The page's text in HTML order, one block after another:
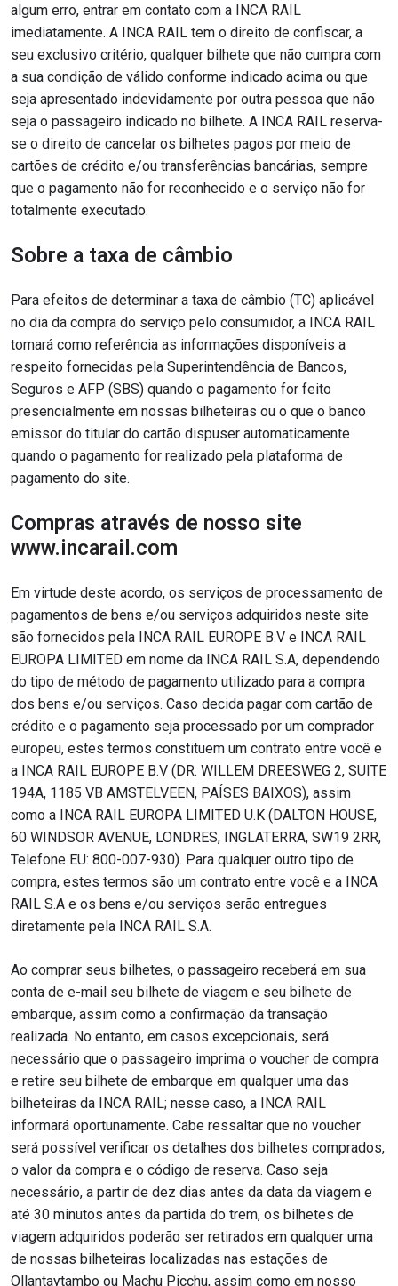
algum erro, entrar em contato com a INCA RAIL
imediatamente. A INCA RAIL tem o direito de confiscar, a
seu exclusivo critério, qualquer bilhete que não cumpra com
a sua condição de válido conforme indicado acima ou que
seja apresentado indevidamente por outra pessoa que não
seja o passageiro indicado no bilhete. A INCA RAIL reserva-
se o direito de cancelar os bilhetes pagos por meio de
cartões de crédito e/ou transferências bancárias, sempre
que o pagamento não for reconhecido e o serviço não for
totalmente executado.
Sobre a taxa de câmbio
Para efeitos de determinar a taxa de câmbio (TC) aplicável
no dia da compra do serviço pelo consumidor, a INCA RAIL
tomará como referência as informações disponíveis a
respeito fornecidas pela Superintendência de Bancos,
Seguros e AFP (SBS) quando o pagamento for feito
presencialmente em nossas bilheteiras ou o que o banco
emissor do titular do cartão dispuser automaticamente
quando o pagamento for realizado pela plataforma de
pagamento do site.
Compras através de nosso site
www.incarail.com
Em virtude deste acordo, os serviços de processamento de
pagamentos de bens e/ou serviços adquiridos neste site
são fornecidos pela INCA RAIL EUROPE B.V e INCA RAIL
EUROPA LIMITED em nome da INCA RAIL S.A, dependendo
do tipo de método de pagamento utilizado para a compra
dos bens e/ou serviços. Caso decida pagar com cartão de
crédito e o pagamento seja processado por um comprador
europeu, estes termos constituem um contrato entre você e
a INCA RAIL EUROPE B.V (DR. WILLEM DREESWEG 2, SUITE
194A, 1185 VB AMSTELVEEN, PAÍSES BAIXOS), assim
como a INCA RAIL EUROPA LIMITED U.K (DALTON HOUSE,
60 WINDSOR AVENUE, LONDRES, INGLATERRA, SW19 2RR,
Telefone EU: 800-007-930). Para qualquer outro tipo de
compra, estes termos são um contrato entre você e a INCA
RAIL S.A e os bens e/ou serviços serão entregues
diretamente pela INCA RAIL S.A.
Ao comprar seus bilhetes, o passageiro receberá em sua
conta de e-mail seu bilhete de viagem e seu bilhete de
embarque, assim como a confirmação da transação
realizada. No entanto, em casos excepcionais, será
necessário que o passageiro imprima o voucher de compra
e retire seu bilhete de embarque em qualquer uma das
bilheteiras da INCA RAIL; nesse caso, a INCA RAIL
informará oportunamente. Cabe ressaltar que no voucher
será possível verificar os detalhes dos bilhetes comprados,
o valor da compra e o código de reserva. Caso seja
necessário, a partir de dez dias antes da data da viagem e
até 30 minutos antes da partida do trem, os bilhetes de
viagem adquiridos poderão ser retirados em qualquer uma
de nossas bilheteiras localizadas nas estações de
Ollantaytambo ou Machu Picchu, assim como em nosso